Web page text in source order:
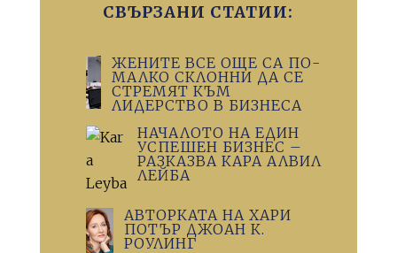
СВЪРЗАНИ СТАТИИ:
ЖЕНИТЕ ВСЕ ОЩЕ СА ПО-
МАЛКО СКЛОННИ ДА СЕ
СТРЕМЯТ КЪМ
ЛИДЕРСТВО В БИЗНЕСА
НАЧАЛОТО НА ЕДИН
УСПЕШЕН БИЗНЕС –
РАЗКАЗВА КАРА АЛВИЛ
ЛЕЙБА
АВТОРКАТА НА ХАРИ
ПОТЪР ДЖОАН К.
РОУЛИНГ